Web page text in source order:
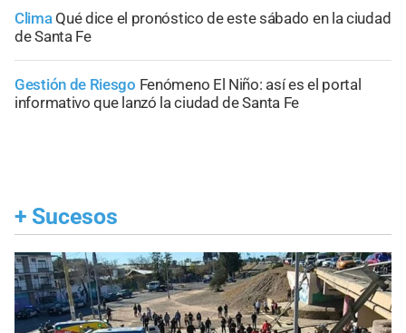
Clima Qué dice el pronóstico de este sábado en la ciudad
de Santa Fe
Gestión de Riesgo Fenómeno El Niño: así es el portal
informativo que lanzó la ciudad de Santa Fe
+ Sucesos